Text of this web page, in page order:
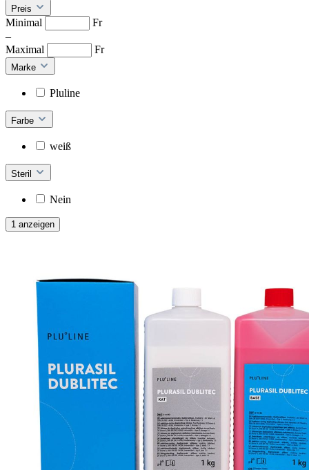
Preis
Minimal
Fr
–
Maximal
Fr
Marke
Pluline
Farbe
weiß
Steril
Nein
1 anzeigen